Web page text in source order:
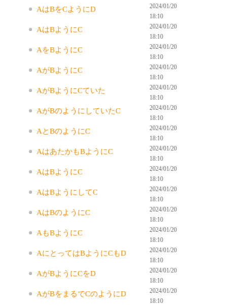
AはBをCようにD
2024/01/20
18:10
AはBようにC
2024/01/20
18:10
AをBようにC
2024/01/20
18:10
AがBようにC
2024/01/20
18:10
AがBようにCていた
2024/01/20
18:10
AがBのようにしていたC
2024/01/20
18:10
AとBのようにC
2024/01/20
18:10
AはあたかもBようにC
2024/01/20
18:10
AはBようにC
2024/01/20
18:10
AはBようにしてC
2024/01/20
18:10
AはBのようにC
2024/01/20
18:10
AもBようにC
2024/01/20
18:10
AにとってはBようにCもD
2024/01/20
18:10
AがBようにCをD
2024/01/20
18:10
AがBをまるでCのようにD
2024/01/20
18:10